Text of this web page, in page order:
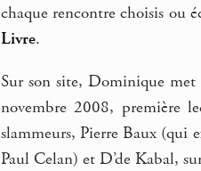
chaque rencontre choisis ou
Livre.
Sur son site, Dominique
novembre 2008, première
slammeurs, Pierre Baux (qui
Paul Celan) et D’de Kabal,